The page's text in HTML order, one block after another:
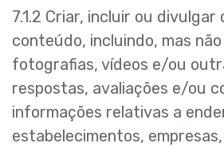
7.1.2 Criar, incluir ou divulgar
conteúdo, incluindo, mas
fotografias, vídeos e/ou
respostas, avaliações e/ou
informações relativas a
estabelecimentos,